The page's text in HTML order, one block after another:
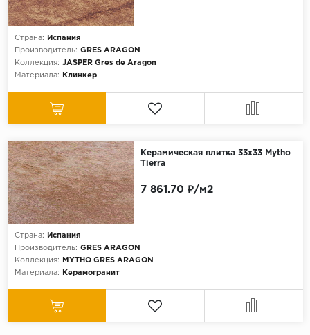
Страна:
Испания
Производитель: GRES ARAGON
Коллекция: JASPER Gres de Aragon
Материала:
Клинкер
Керамическая плитка 33x33 Mytho
Tierra
Страна:
Испания
Производитель: GRES ARAGON
Коллекция:
MYTHO GRES ARAGON
Материала:
Керамогранит
7 861.70 ₽/м2